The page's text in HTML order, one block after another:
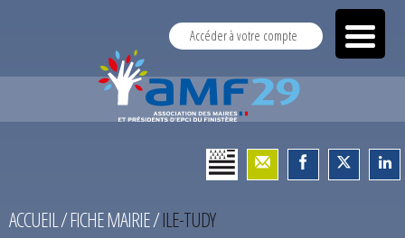
Accéder à votre compte
ACCUEIL/FICHE MAIRIE/ILE-TUDY